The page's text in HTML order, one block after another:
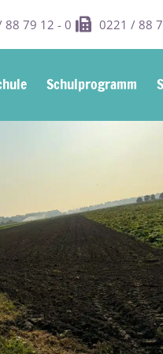
88 79 12 - 0 0221 / 88
Schulprogramm